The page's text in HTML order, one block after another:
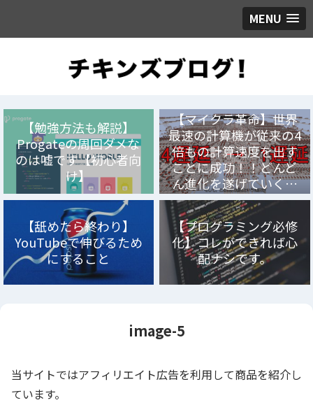
MENU
【勉強方法も解説】
Progateの周回ダメな
のは嘘です【初心者向
け】
【マイクラ革命】世界
最速の計算機が従来の4
倍もの計算速度を出す
ことに成功！！どんど
ん進化を遂げていく…
【舐めたら終わり】
YouTubeで伸びるため
にすること
【プログラミング必修
化】コレができれば心
配ナシです。
image-5
当サイトではアフィリエイト広告を利用して商品を紹介し
ています。